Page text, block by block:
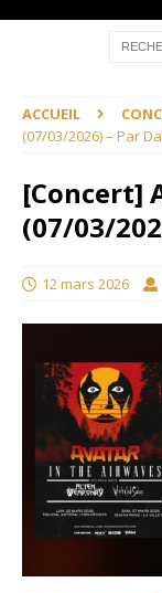
ACCUEIL
(07/03/2026) – Par
[Concert]
(07/03/
12 mars 2026